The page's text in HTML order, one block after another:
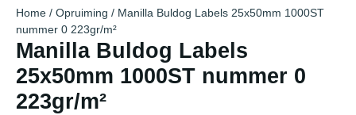
Home / Opruiming / Manilla Buldog Labels 25x50mm 1000ST
nummer 0 223gr/m²
Manilla Buldog Labels
25x50mm 1000ST nummer 0
223gr/m²